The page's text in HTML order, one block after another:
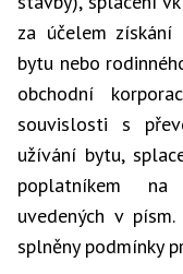
za účelem
bytu nebo
obchodní
souvislosti s
užívání bytu,
poplatníkem
uvedených v
splněny podmínky